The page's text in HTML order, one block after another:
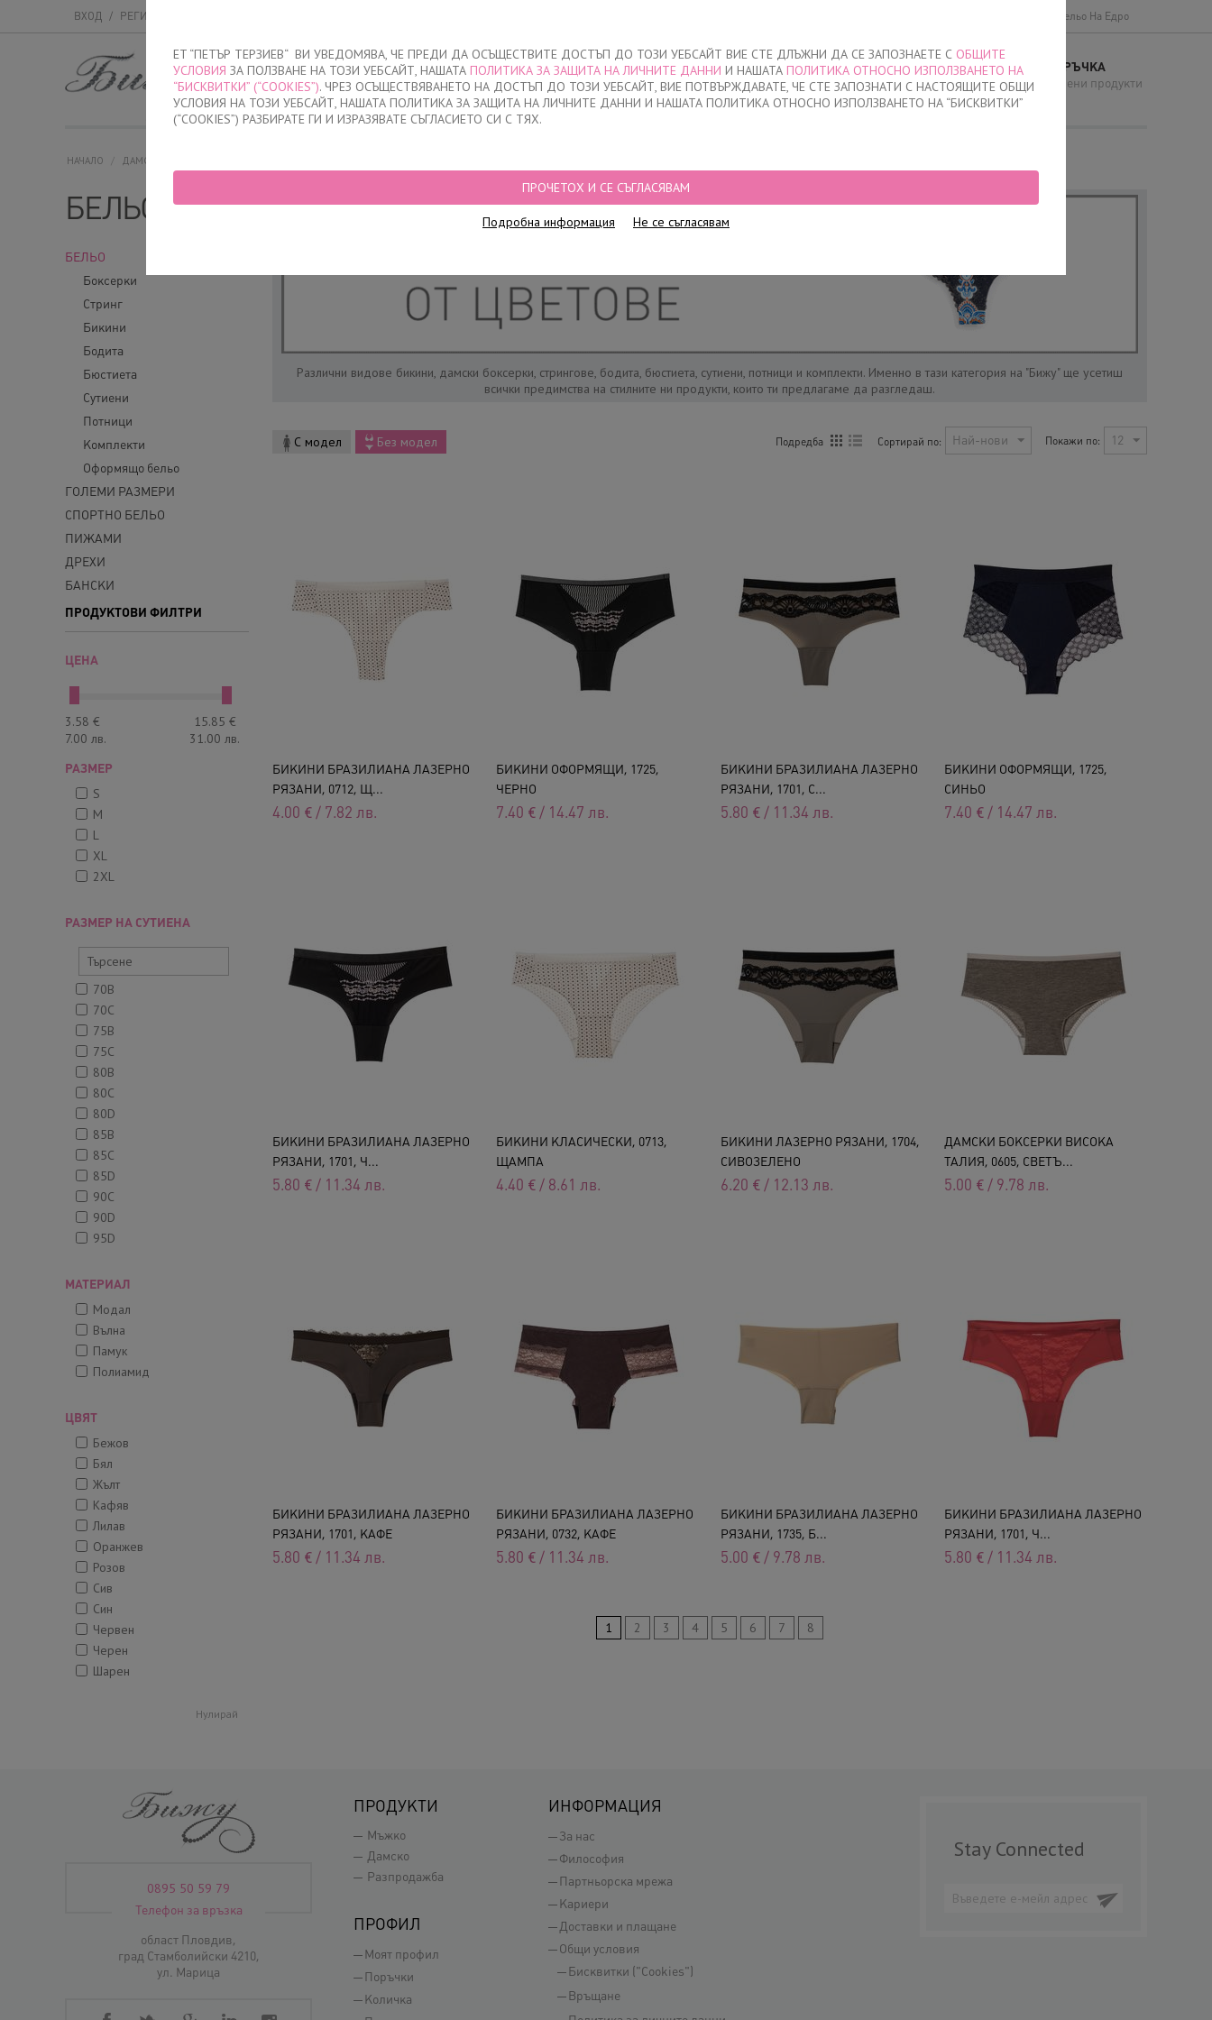
ET “ПЕТЪР ТЕРЗИЕВ“ ВИ УВЕДОМЯВА, ЧЕ ПРЕДИ ДА ОСЪЩЕСТВИТЕ ДОСТЪП ДО ТОЗИ УЕБСАЙТ ВИЕ СТЕ ДЛЪЖНИ ДА СЕ ЗАПОЗНАЕТЕ С ОБЩИТЕ
УСЛОВИЯ ЗА ПОЛЗВАНЕ НА ТОЗИ УЕБСАЙТ, НАШАТА ПОЛИТИКА ЗА ЗАЩИТА НА ЛИЧНИТЕ ДАННИ И НАШАТА ПОЛИТИКА ОТНОСНО ИЗПОЛЗВАНЕТО НА
“БИСКВИТКИ” (“COOKIES”). ЧРЕЗ ОСЪЩЕСТВЯВАНЕТО НА ДОСТЪП ДО ТОЗИ УЕБСАЙТ, ВИЕ ПОТВЪРЖДАВАТЕ, ЧЕ СТЕ ЗАПОЗНАТИ С НАСТОЯЩИТЕ ОБЩИ
УСЛОВИЯ НА ТОЗИ УЕБСАЙТ, НАШАТА ПОЛИТИКА ЗА ЗАЩИТА НА ЛИЧНИТЕ ДАННИ И НАШАТА ПОЛИТИКА ОТНОСНО ИЗПОЛЗВАНЕТО НА “БИСКВИТКИ”
(“COOKIES”) РАЗБИРАТЕ ГИ И ИЗРАЗЯВАТЕ СЪГЛАСИЕТО СИ С ТЯХ.
ПРОЧЕТОХ И СЕ СЪГЛАСЯВАМ
Подробна информация Не се съгласявам
ВХОД / РЕГИСТРАЦИЯ Бельо На Едро
МЪЖКО ДАМСКО ДЕТСКО НАМАЛЕНИЯ КЪДЕ ДА КУПЯ КОНТАКТИ
МОЯТА ПОРЪЧКА
няма добавени продукти
НАЧАЛО / ДАМСКО
БЕЛЬО
БЕЛЬО
Боксерки
Стринг
Бикини
Бодита
Бюстиета
Сутиени
Потници
Комплекти
Оформящо бельо
ГОЛЕМИ РАЗМЕРИ
СПОРТНО БЕЛЬО
ПИЖАМИ
ДРЕХИ
БАНСКИ
ПРОДУКТОВИ ФИЛТРИ
ЦЕНА
3.58 €
7.00 лв.
15.85 €
31.00 лв.
РАЗМЕР
S
M
L
XL
2XL
РАЗМЕР НА СУТИЕНА
70B
70C
75B
75C
80B
80C
80D
85B
85C
85D
90C
90D
95D
МАТЕРИАЛ
Модал
Вълна
Памук
Полиамид
ЦВЯТ
Бежов
Бял
Жълт
Кафяв
Лилав
Оранжев
Розов
Сив
Син
Червен
Черен
Шарен
Нулирай
Различни видове бикини, дамски боксерки, стрингове, бодита, бюстиета, сутиени, потници и комплекти. Именно в тази категория на "Бижу" ще усетиш
всички предимства на стилните ни продукти, които ти предлагаме да разгледаш.
Подредба Сортирай по: Най-нови Покажи по: 12
С модел Без модел
БИКИНИ БРАЗИЛИАНА ЛАЗЕРНО
РЯЗАНИ, 0712, Щ...
4.00 € / 7.82 лв.
БИКИНИ ОФОРМЯЩИ, 1725,
ЧЕРНО
7.40 € / 14.47 лв.
БИКИНИ БРАЗИЛИАНА ЛАЗЕРНО
РЯЗАНИ, 1701, С...
5.80 € / 11.34 лв.
БИКИНИ ОФОРМЯЩИ, 1725,
СИНЬО
7.40 € / 14.47 лв.
БИКИНИ БРАЗИЛИАНА ЛАЗЕРНО
РЯЗАНИ, 1701, Ч...
5.80 € / 11.34 лв.
БИКИНИ КЛАСИЧЕСКИ, 0713,
ЩАМПА
4.40 € / 8.61 лв.
БИКИНИ ЛАЗЕРНО РЯЗАНИ, 1704,
СИВОЗЕЛЕНО
6.20 € / 12.13 лв.
ДАМСКИ БОКСЕРКИ ВИСОКА
ТАЛИЯ, 0605, СВЕТЪ...
5.00 € / 9.78 лв.
БИКИНИ БРАЗИЛИАНА ЛАЗЕРНО
РЯЗАНИ, 1701, КАФЕ
5.80 € / 11.34 лв.
БИКИНИ БРАЗИЛИАНА ЛАЗЕРНО
РЯЗАНИ, 0732, КАФЕ
5.80 € / 11.34 лв.
БИКИНИ БРАЗИЛИАНА ЛАЗЕРНО
РЯЗАНИ, 1735, Б...
5.00 € / 9.78 лв.
БИКИНИ БРАЗИЛИАНА ЛАЗЕРНО
РЯЗАНИ, 1701, Ч...
5.80 € / 11.34 лв.
1 2 3 4 5 6 7 8
0895 50 59 79
Телефон за връзка
област Пловдив,
град Стамболийски 4210,
ул. Марица
ПРОДУКТИ
Мъжко
Дамско
Разпродажба
ПРОФИЛ
Моят профил
Поръчки
Количка
Stay Connected
ИНФОРМАЦИЯ
За нас
Философия
Партньорска мрежа
Кариери
Доставки и плащане
Общи условия
Бисквитки ("Cookies")
Връщане